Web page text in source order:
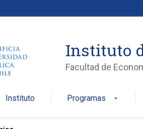
Instituto
Facultad de
Instituto Programas arrow_drop_down